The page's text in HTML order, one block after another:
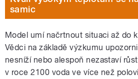
samic
Model umí načrtnout situaci až do
Vědci na základě výzkumu
nesníží nebo alespoň nezastaví
v roce 2100 voda ve více než